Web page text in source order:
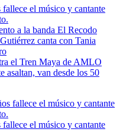
el músico y cantante
a la banda El Recodo
canta con Tania
el Tren Maya de AMLO
asaltan, van desde los 50
el músico y cantante